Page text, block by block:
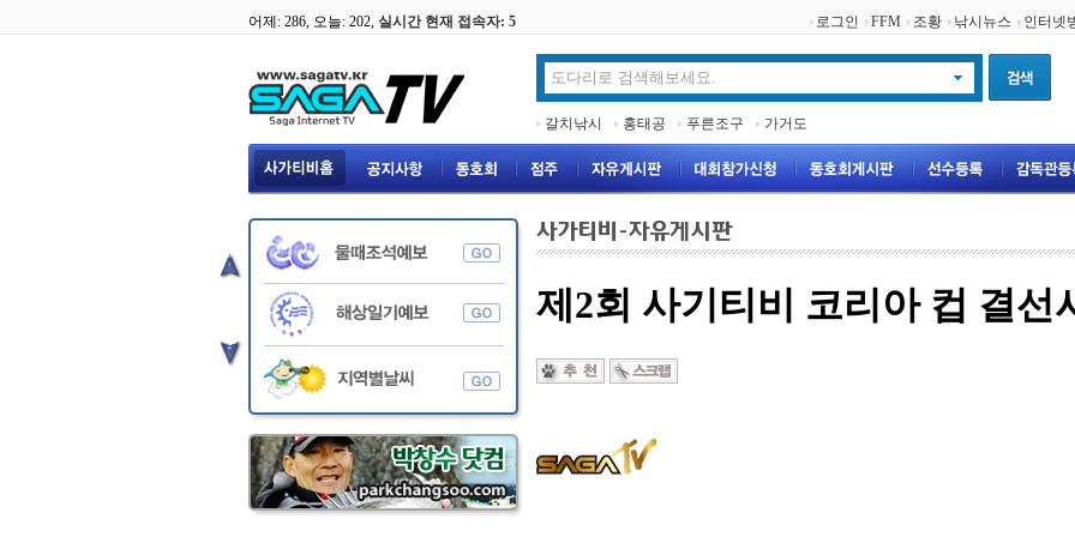
어제: 286, 오늘: 202, 실시간 현재 접속자: 5 로그인 FFM 조황 낚시뉴스 인터넷
갈치낚시 홍태공 푸른조구 가거도
제2회 사기티비 코리아 컵 결선